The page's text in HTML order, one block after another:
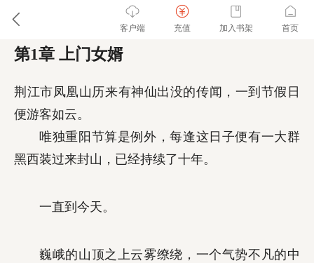
第1章 上门女婿
荆江市凤凰山历来有神仙出没的传闻，一到节假日
便游客如云。
唯独重阳节算是例外，每逢这日子便有一大群
黑西装过来封山，已经持续了十年。
一直到今天。
巍峨的山顶之上云雾缭绕，一个气势不凡的中
客户端 充值 加入书架 首页